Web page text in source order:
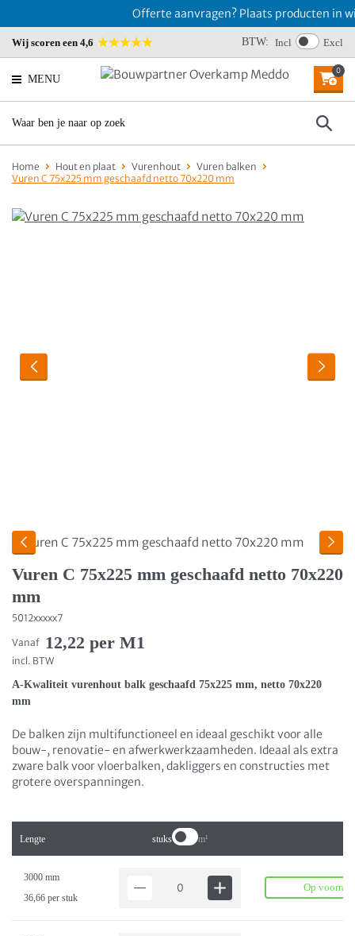
Offerte aanvragen? Plaats producten in
Wij scoren een 4,6 BTW: Incl Excl
MENU
0
Home Hout en plaat Vurenhout
Vuren balken
Vuren C 75x225 mm geschaafd netto 70x220 mm
Vuren C 75x225 mm geschaafd netto 70x220
mm
5012xxxxx7
Vanaf 12,22 per M1
incl. BTW
A-Kwaliteit vurenhout balk geschaafd 75x225 mm, netto 70x220
mm
De balken zijn multifunctioneel en ideaal geschikt voor alle
bouw-, renovatie- en afwerkwerkzaamheden. Ideaal als extra
zware balk voor vloerbalken, dakliggers en constructies met
grotere overspanningen.
Lengte stuks m¹
3000 mm
36,66 per stuk
Op